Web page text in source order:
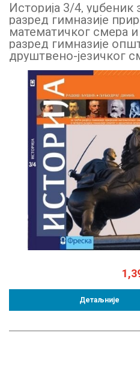
Историја 3/4, уџбеник
разред гимназије
математичког смера и
разред гимназије
друштвено-језичког
Детаљније